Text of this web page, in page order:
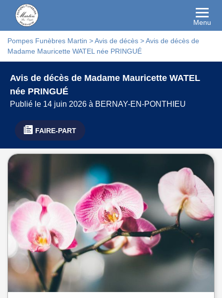
Menu
Pompes Funèbres Martin >Avis de décès >Avis de décès de
Madame Mauricette WATEL née PRINGUÉ
Avis de décès de Madame Mauricette WATEL
née PRINGUÉ
Publié le 14 juin 2026 à BERNAY-EN-PONTHIEU
FAIRE-PART